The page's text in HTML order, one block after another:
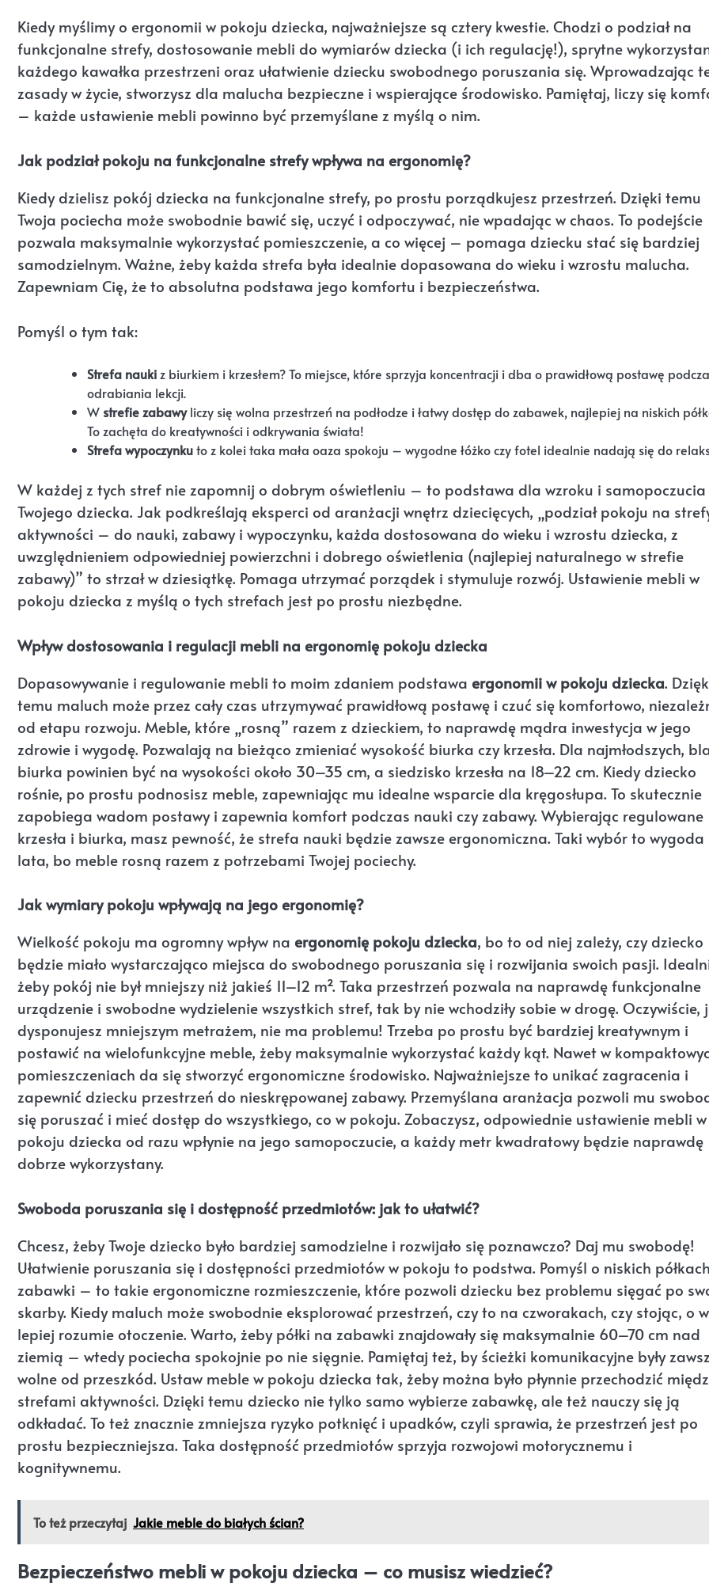
Kiedy myślimy o ergonomii w pokoju dziecka, najważniejsze są cztery kwestie. Chodzi o podział na
funkcjonalne strefy, dostosowanie mebli do wymiarów dziecka (i ich regulację!), sprytne
każdego kawałka przestrzeni oraz ułatwienie dziecku swobodnego poruszania się. Wprowadzając
zasady w życie, stworzysz dla malucha bezpieczne i wspierające środowisko. Pamiętaj, liczy się
– każde ustawienie mebli powinno być przemyślane z myślą o nim.
Jak podział pokoju na funkcjonalne strefy wpływa na ergonomię?
Kiedy dzielisz pokój dziecka na funkcjonalne strefy, po prostu porządkujesz przestrzeń. Dzięki temu
Twoja pociecha może swobodnie bawić się, uczyć i odpoczywać, nie wpadając w chaos. To podejście
pozwala maksymalnie wykorzystać pomieszczenie, a co więcej – pomaga dziecku stać się bardziej
samodzielnym. Ważne, żeby każda strefa była idealnie dopasowana do wieku i wzrostu malucha.
Zapewniam Cię, że to absolutna podstawa jego komfortu i bezpieczeństwa.
Pomyśl o tym tak:
Strefa nauki z biurkiem i krzesłem? To miejsce, które sprzyja koncentracji i dba o prawidłową postawę
odrabiania lekcji.
W strefie zabawyliczy się wolna przestrzeń na podłodze i łatwy dostęp do zabawek, najlepiej na niskich
To zachęta do kreatywności i odkrywania świata!
Strefa wypoczynkuto z kolei taka mała oaza spokoju – wygodne łóżko czy fotel idealnie nadają się do
W każdej z tych stref nie zapomnij o dobrym oświetleniu – to podstawa dla wzroku i samopoczucia
Twojego dziecka. Jak podkreślają eksperci od aranżacji wnętrz dziecięcych, „podział pokoju na
aktywności – do nauki, zabawy i wypoczynku, każda dostosowana do wieku i wzrostu dziecka, z
uwzględnieniem odpowiedniej powierzchni i dobrego oświetlenia (najlepiej naturalnego w strefie
zabawy)” to strzał w dziesiątkę. Pomaga utrzymać porządek i stymuluje rozwój. Ustawienie mebli w
pokoju dziecka z myślą o tych strefach jest po prostu niezbędne.
Wpływ dostosowania i regulacji mebli na ergonomię pokoju dziecka
Dopasowywanie i regulowanie mebli to moim zdaniem podstawa ergonomii w pokoju dziecka.
temu maluch może przez cały czas utrzymywać prawidłową postawę i czuć się komfortowo,
od etapu rozwoju. Meble, które „rosną” razem z dzieckiem, to naprawdę mądra inwestycja w jego
zdrowie i wygodę. Pozwalają na bieżąco zmieniać wysokość biurka czy krzesła. Dla najmłodszych,
biurka powinien być na wysokości około 30–35 cm, a siedzisko krzesła na 18–22 cm. Kiedy dziecko
rośnie, po prostu podnosisz meble, zapewniając mu idealne wsparcie dla kręgosłupa. To skutecznie
zapobiega wadom postawy i zapewnia komfort podczas nauki czy zabawy. Wybierając regulowane
krzesła i biurka, masz pewność, że strefa nauki będzie zawsze ergonomiczna. Taki wybór to wygoda
lata, bo meble rosną razem z potrzebami Twojej pociechy.
Jak wymiary pokoju wpływają na jego ergonomię?
Wielkość pokoju ma ogromny wpływ na ergonomię pokoju dziecka, bo to od niej zależy, czy dziecko
będzie miało wystarczająco miejsca do swobodnego poruszania się i rozwijania swoich pasji.
żeby pokój nie był mniejszy niż jakieś 11–12 m². Taka przestrzeń pozwala na naprawdę funkcjonalne
urządzenie i swobodne wydzielenie wszystkich stref, tak by nie wchodziły sobie w drogę. Oczywiście,
dysponujesz mniejszym metrażem, nie ma problemu! Trzeba po prostu być bardziej kreatywnym i
postawić na wielofunkcyjne meble, żeby maksymalnie wykorzystać każdy kąt. Nawet w
pomieszczeniach da się stworzyć ergonomiczne środowisko. Najważniejsze to unikać zagracenia i
zapewnić dziecku przestrzeń do nieskrępowanej zabawy. Przemyślana aranżacja pozwoli mu
się poruszać i mieć dostęp do wszystkiego, co w pokoju. Zobaczysz, odpowiednie ustawienie mebli w
pokoju dziecka od razu wpłynie na jego samopoczucie, a każdy metr kwadratowy będzie naprawdę
dobrze wykorzystany.
Swoboda poruszania się i dostępność przedmiotów: jak to ułatwić?
Chcesz, żeby Twoje dziecko było bardziej samodzielne i rozwijało się poznawczo? Daj mu swobodę!
Ułatwienie poruszania się i dostępności przedmiotów w pokoju to podstwa. Pomyśl o niskich
zabawki – to takie ergonomiczne rozmieszczenie, które pozwoli dziecku bez problemu sięgać po
skarby. Kiedy maluch może swobodnie eksplorować przestrzeń, czy to na czworakach, czy stojąc, o
lepiej rozumie otoczenie. Warto, żeby półki na zabawki znajdowały się maksymalnie 60–70 cm nad
ziemią – wtedy pociecha spokojnie po nie sięgnie. Pamiętaj też, by ścieżki komunikacyjne były
wolne od przeszkód. Ustaw meble w pokoju dziecka tak, żeby można było płynnie przechodzić
strefami aktywności. Dzięki temu dziecko nie tylko samo wybierze zabawkę, ale też nauczy się ją
odkładać. To też znacznie zmniejsza ryzyko potknięć i upadków, czyli sprawia, że przestrzeń jest po
prostu bezpieczniejsza. Taka dostępność przedmiotów sprzyja rozwojowi motorycznemu i
kognitywnemu.
To też przeczytaj Jakie meble do białych ścian?
Bezpieczeństwo mebli w pokoju dziecka – co musisz wiedzieć?